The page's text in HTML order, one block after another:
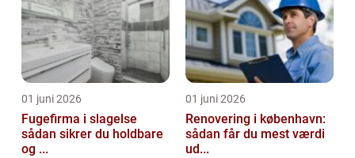
01 juni 2026
Fugefirma i slagelse
sådan sikrer du holdbare
og ...
01 juni 2026
Renovering i københavn:
sådan får du mest værdi
ud...